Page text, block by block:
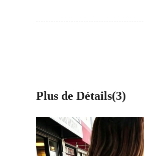
Plus de Détails(3)